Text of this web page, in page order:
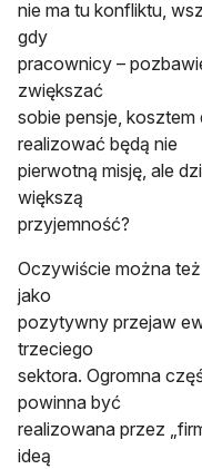
nie ma tu konfliktu,
gdy
pracownicy –
zwiększać
sobie pensje,
realizować będą nie
pierwotną misję, ale
większą
przyjemność?
Oczywiście można
jako
pozytywny przejaw
trzeciego
sektora. Ogromna
powinna być
realizowana przez
ideą